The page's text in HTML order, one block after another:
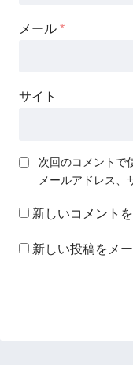
メール *
サイト
次回のコメントで
メールアドレス、
新しいコメント
新しい投稿をメ